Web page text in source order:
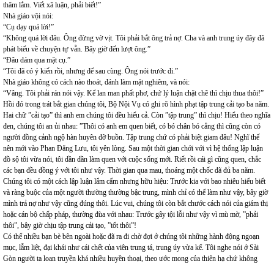
thâm lắm. Viết xã luận, phải biết!”
Nhà giáo vội nói:
“Cụ dạy quá lời!”
“Không quá lời đâu. Ông đừng vờ vịt. Tôi phải bắt ông trả nợ. Cha và anh trung úy đây đã
phát biểu về chuyện tự vẫn. Bây giờ đến lượt ông.”
“Đâu dám qua mặt cụ.”
“Tôi đã có ý kiến rồi, nhưng để sau cùng. Ông nói trước đi.”
Nhà giáo không có cách nào thoát, đánh làm mặt nghiêm, và nói:
“Vâng. Tôi phải rán nói vậy. Kể lan man phất phơ, chứ lý luận chặt chẽ thì chịu thua thôi!”
Hồi đó trong trát bắt gian chúng tôi, Bộ Nội Vụ có ghi rõ hình phạt tập trung cải tạo ba năm.
Hai chữ ”cải tạo” thì anh em chúng tôi đều hiểu cả. Còn ”tập trung” thì chịu! Hiểu theo nghĩa
đen, chúng tôi an ủi nhau: ”Thôi có anh em quen biết, có bó chân bó cẳng thì cũng còn có
người đồng cảnh ngộ hàn huyên đỡ buồn. Tập trung chứ có phải biệt giam đâu! Nghĩ thế
nên mới vào Phan Đăng Lưu, tôi yên lòng. Sau một thời gian chới với vì hệ thống lập luận
đồ sộ tôi vừa nói, tôi dần dần làm quen với cuộc sống mới. Riết rồi cái gì cũng quen, chắc
các bạn đều đồng ý với tôi như vậy. Thời gian qua mau, thoáng một chốc đã đủ ba năm.
Chúng tôi có một cách lập luận lẩm cẩm nhưng hữu hiệu: Trước kia với bao nhiêu hiểu biết
và ràng buộc của một người thường thường bậc trung, mình chỉ có thể làm như vậy, bây giờ
mình trả nợ như vậy cũng đúng thôi. Lúc vui, chúng tôi còn bắt chước cách nói của giám thị
hoặc cán bộ chấp pháp, thường đùa với nhau: Trước gây tội lỗi như vậy vì mù mờ, ”phải
thôi”, bây giờ chịu tập trung cải tạo, ”tốt thôi”!
Có thể nhiều bạn bè bên ngoài hoặc đã ra đi chờ đợi ở chúng tôi những hành động ngoạn
mục, lẫm liệt, đại khái như cái chết của viên trung tá, trung úy vừa kể. Tôi nghe nói ở Sài
Gòn người ta loan truyền khá nhiều huyền thoại, theo ước mong của thiên hạ chứ không